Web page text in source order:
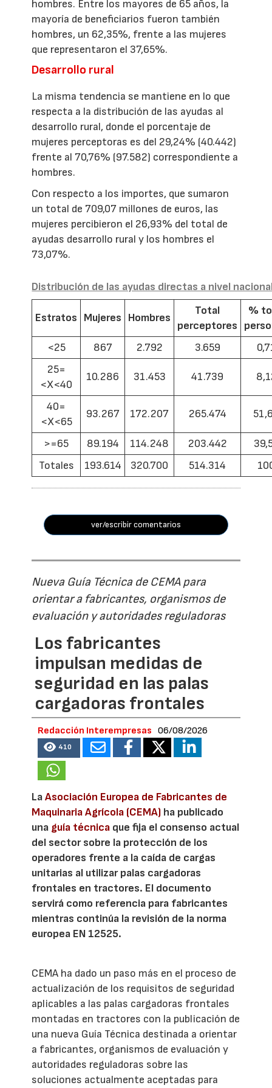
hombres. Entre los mayores de 65 años, la
mayoría de beneficiarios fueron también
hombres, un 62,35%, frente a las mujeres
que representaron el 37,65%.
Desarrollo rural
La misma tendencia se mantiene en lo que
respecta a la distribución de las ayudas al
desarrollo rural, donde el porcentaje de
mujeres perceptoras es del 29,24% (40.442)
frente al 70,76% (97.582) correspondiente a
hombres.
Con respecto a los importes, que sumaron
un total de 709,07 millones de euros, las
mujeres percibieron el 26,93% del total de
ayudas desarrollo rural y los hombres el
73,07%.
Distribución de las ayudas directas a nivel
Estratos Mujeres Hombres
Total
perceptores
%
<25
867 2.792 3.659
25=
<X<40
10.286 31.453 41.739
40=
<X<65
93.267 172.207 265.474
>=65 89.194 114.248 203.442
Totales
193.614 320.700 514.314
ver/escribir comentarios
Nueva Guía Técnica de CEMA para
orientar a fabricantes, organismos de
evaluación y autoridades reguladoras
Los fabricantes
impulsan medidas de
seguridad en las palas
cargadoras frontales
Redacción Interempresas 06/08/2026
410
LaAsociación Europea de Fabricantes de
Maquinaria Agrícola (CEMA) ha publicado
una guía técnica que fija el consenso actual
del sector sobre la protección de los
operadores frente a la caída de cargas
unitarias al utilizar palas cargadoras
frontales en tractores. El documento
servirá como referencia para fabricantes
mientras continúa la revisión de la norma
europea EN 12525.
CEMA ha dado un paso más en el proceso de
actualización de los requisitos de seguridad
aplicables a las palas cargadoras frontales
montadas en tractores con la publicación de
una nueva Guía Técnica destinada a orientar
a fabricantes, organismos de evaluación y
autoridades reguladoras sobre las
soluciones actualmente aceptadas para